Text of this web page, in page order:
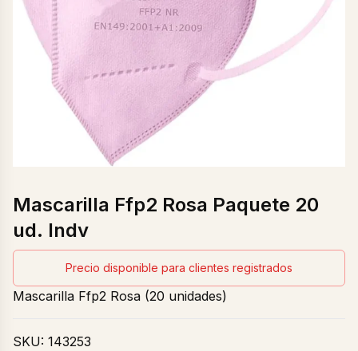
Mascarilla Ffp2 Rosa Paquete 20
ud. Indv
Precio disponible para clientes registrados
Mascarilla Ffp2 Rosa (20 unidades)
SKU: 143253